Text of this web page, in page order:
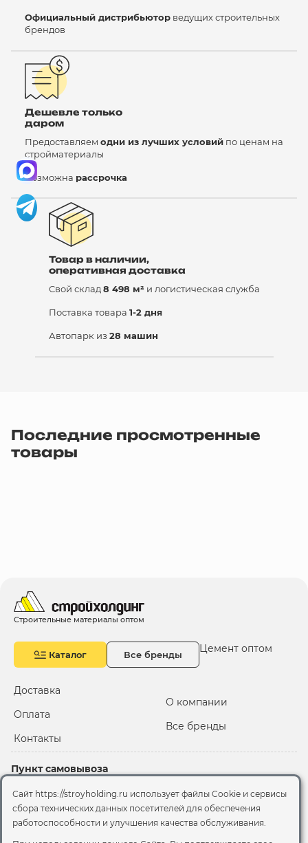
Официальный дистрибьютор ведущих строительных
брендов
Дешевле только
даром
Предоставляем одни из лучших условий по ценам на
стройматериалы
Возможна рассрочка
Товар в наличии,
оперативная доставка
Свой склад 8 498 м² и логистическая служба
Поставка товара 1-2 дня
Автопарк из 28 машин
Последние просмотренные
товары
Строительные материалы оптом
Каталог Все бренды Цемент оптом
Доставка
Оплата
Контакты
О компании
Все бренды
Пункт самовывоза
2-й Иртышский проезд,
территория 2А стр.3
Сайт https://stroyholding.ru использует файлы Cookie и сервисы
сбора технических данных посетителей для обеспечения
работоспособности и улучшения качества обслуживания.